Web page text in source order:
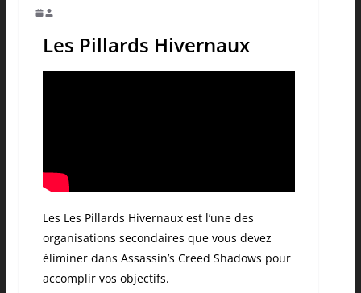
Les Pillards Hivernaux
Les Les Pillards Hivernaux est l’une des
organisations secondaires que vous devez
éliminer dans Assassin’s Creed Shadows pour
accomplir vos objectifs.